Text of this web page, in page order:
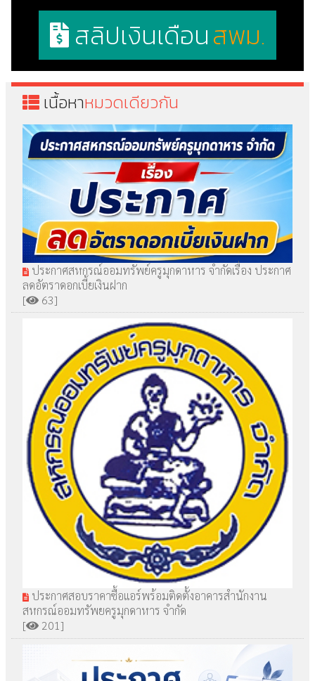
สลิปเงินเดือนสพม.
เนื้อหาหมวดเดียวกัน
ประกาศสหกรณ์ออมทรัพย์ครูมุกดาหาร จำกัดเรื่อง ประกาศ
ลดอัตราดอกเบี้ยเงินฝาก
[
63]
ประกาศสอบราคาซื้อแอร์พร้อมติดตั้งอาคารสำนักงาน
สหกรณ์ออมทรัพยครูมุกดาหาร จำกัด
[
201]